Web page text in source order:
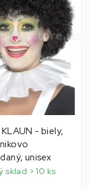
- biely,
unisex
sklad > 10 ks